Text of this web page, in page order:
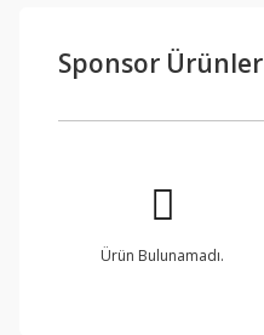
Sponsor Ürünler
Ürün Bulunamadı.